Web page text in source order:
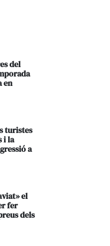
del
en
turistes
i la
a
el
fer
dels